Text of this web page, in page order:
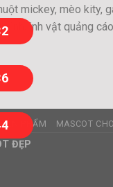
mickey, mèo kity,
hình,linh vật quảng
SẢN PHẨM MASCOT
ĐẸP